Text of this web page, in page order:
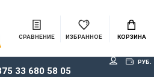
СРАВНЕНИЕ ИЗБРАННОЕ КОРЗИНА
33 680 58 05
РУБ.